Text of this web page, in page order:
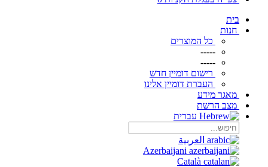
בית
חנות
כל המוצרים
-----
-----
רישום דומיין חדש
העברת דומיין אלינו
מאגר מידע
מצב הרשת
עברית
العربية
Azerbaijani
Català